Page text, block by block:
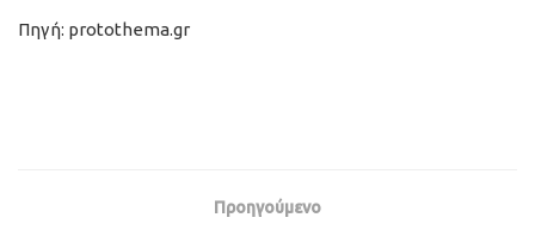
Πηγή: protothema.gr
Προηγούμενο